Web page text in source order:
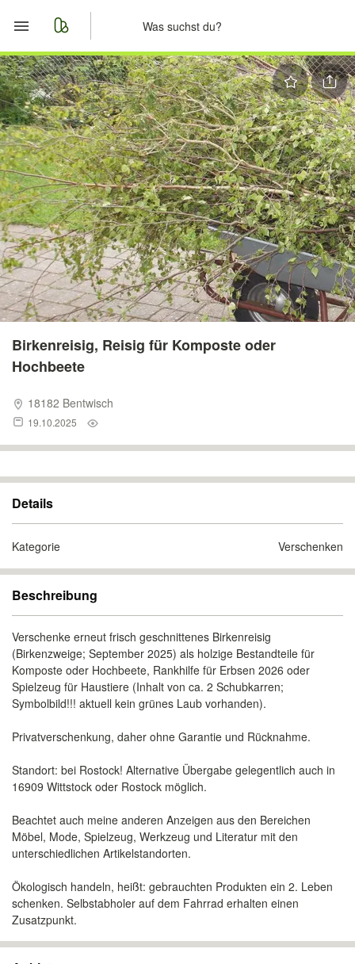
Start
Merkliste
Nachrichten
Anzeige aufgeben
Birkenreisig, Reisig für Komposte oder
Hochbeete
18182 Bentwisch
19.10.2025
Details
Kategorie Verschenken
Beschreibung
Verschenke erneut frisch geschnittenes Birkenreisig
(Birkenzweige; September 2025) als holzige Bestandteile für
Komposte oder Hochbeete, Rankhilfe für Erbsen 2026 oder
Spielzeug für Haustiere (Inhalt von ca. 2 Schubkarren;
Symbolbild!!! aktuell kein grünes Laub vorhanden).
Privatverschenkung, daher ohne Garantie und Rücknahme.
Standort: bei Rostock! Alternative Übergabe gelegentlich auch in
16909 Wittstock oder Rostock möglich.
Beachtet auch meine anderen Anzeigen aus den Bereichen
Möbel, Mode, Spielzeug, Werkzeug und Literatur mit den
unterschiedlichen Artikelstandorten.
Ökologisch handeln, heißt: gebrauchten Produkten ein 2. Leben
schenken. Selbstabholer auf dem Fahrrad erhalten einen
Zusatzpunkt.